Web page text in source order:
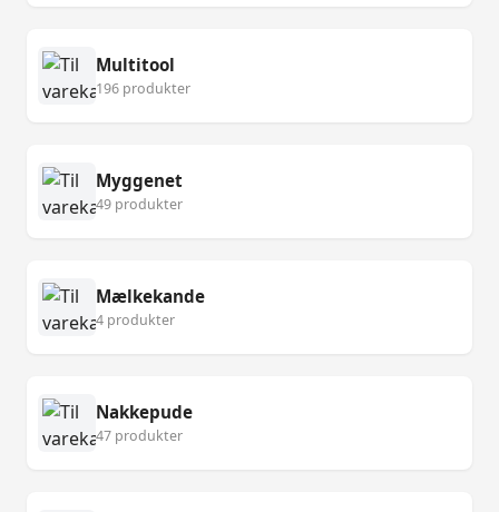
Multitool
196 produkter
Myggenet
49 produkter
Mælkekande
4 produkter
Nakkepude
47 produkter